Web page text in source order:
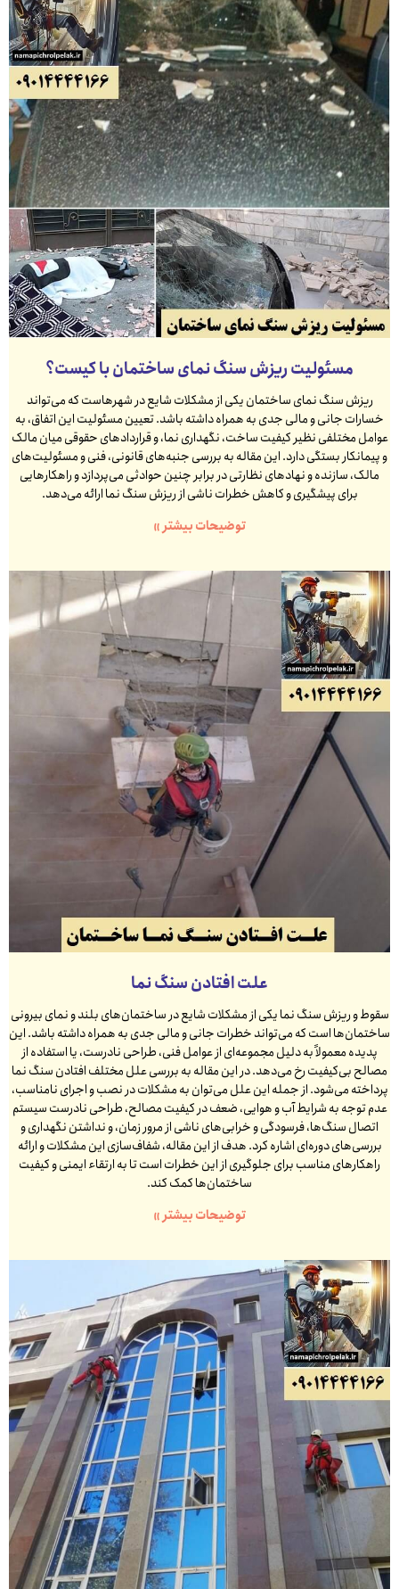
مسئولیت ریزش سنگ نمای ساختمان با کیست؟
ریزش سنگ نمای ساختمان یکی از مشکلات شایع در شهرهاست که می‌تواند
خسارات جانی و مالی جدی به همراه داشته باشد. تعیین مسئولیت این اتفاق، به
عوامل مختلفی نظیر کیفیت ساخت، نگهداری نما، و قراردادهای حقوقی میان مالک
و پیمانکار بستگی دارد. این مقاله به بررسی جنبه‌های قانونی، فنی و مسئولیت‌های
مالک، سازنده و نهادهای نظارتی در برابر چنین حوادثی می‌پردازد و راهکارهایی
برای پیشگیری و کاهش خطرات ناشی از ریزش سنگ نما ارائه می‌دهد.
توضیحات بیشتر »
علت افتادن سنگ نما
سقوط و ریزش سنگ نما یکی از مشکلات شایع در ساختمان‌های بلند و نمای بیرونی
ساختمان‌ها است که می‌تواند خطرات جانی و مالی جدی به همراه داشته باشد. این
پدیده معمولاً به دلیل مجموعه‌ای از عوامل فنی، طراحی نادرست، یا استفاده از
مصالح بی‌کیفیت رخ می‌دهد. در این مقاله به بررسی علل مختلف افتادن سنگ نما
پرداخته می‌شود. از جمله این علل می‌توان به مشکلات در نصب و اجرای نامناسب،
عدم توجه به شرایط آب و هوایی، ضعف در کیفیت مصالح، طراحی نادرست سیستم
اتصال سنگ‌ها، فرسودگی و خرابی‌های ناشی از مرور زمان، و نداشتن نگهداری و
بررسی‌های دوره‌ای اشاره کرد. هدف از این مقاله، شفاف‌سازی این مشکلات و ارائه
راهکارهای مناسب برای جلوگیری از این خطرات است تا به ارتقاء ایمنی و کیفیت
ساختمان‌ها کمک کند.
توضیحات بیشتر »